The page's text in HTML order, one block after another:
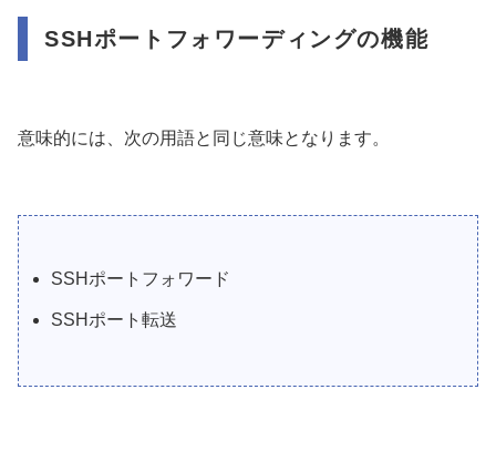
SSHポートフォワーディングの機能
意味的には、次の用語と同じ意味となります。
SSHポートフォワード
SSHポート転送